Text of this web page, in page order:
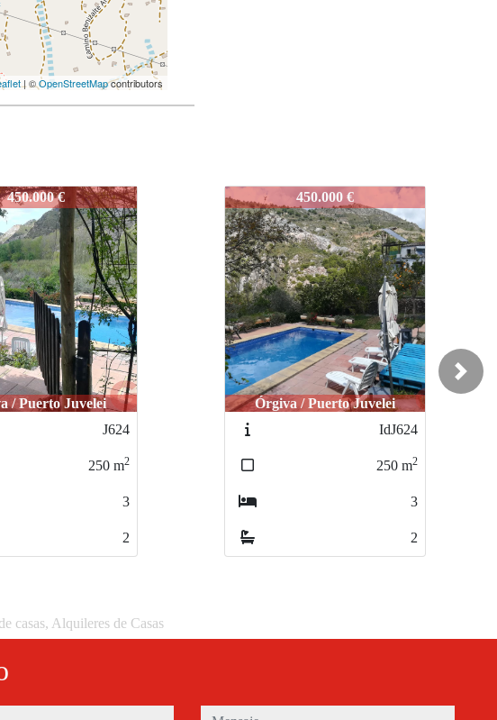
| ©OpenStreetMapcontributors
450.000 €
/ Puerto Juvelei
IdJ624
250 m2
3
2
J694 520.000 €
Castell de Ferro / El Romeral
L427
242m2
3
2
Next
casas, Alquileres de Casas
mensaje